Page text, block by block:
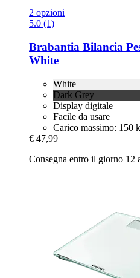
2 opzioni
5.0 (1)
Brabantia Bilancia
White
White
Dark Grey
Display digitale
Facile da usare
Carico massimo: 150
€ 47,99
Consegna entro il giorno 12